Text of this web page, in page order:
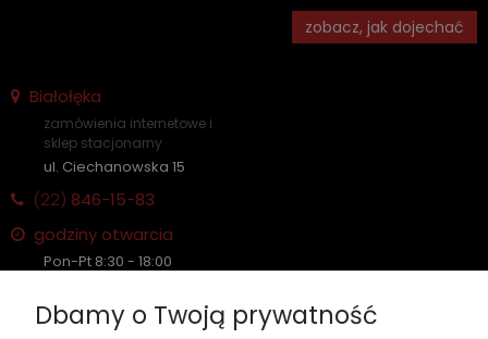
zobacz, jak dojechać
Białołęka
zamówienia internetowe i
sklep stacjonarny
ul. Ciechanowska 15
(22) 846-15-83
godziny otwarcia
Pon-Pt 8:30 - 18:00
Płatność: gotówka, karta, BLIK
Dbamy o Twoją prywatność